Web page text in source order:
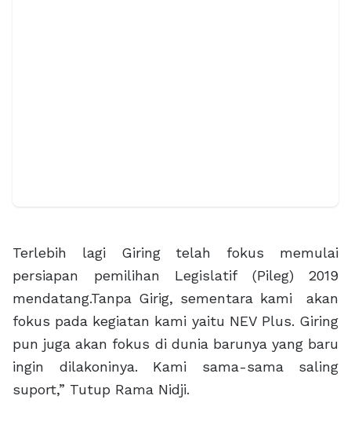
Terlebih lagi Giring telah fokus memulai
persiapan pemilihan Legislatif (Pileg) 2019
mendatang.Tanpa Girig, sementara kami akan
fokus pada kegiatan kami yaitu NEV Plus. Giring
pun juga akan fokus di dunia barunya yang baru
ingin dilakoninya. Kami sama-sama saling
suport,” Tutup Rama Nidji.